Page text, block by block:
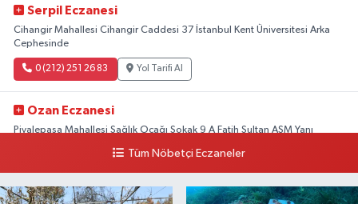
Serpil Eczanesi
Cihangir Mahallesi Cihangir Caddesi 37 İstanbul Kent Üniversitesi Arka
Cephesinde
0 (212) 251 26 83 Yol Tarifi Al
Ozan Eczanesi
Piyalepaşa Mahallesi Sağlık Ocağı Sokak 9 A Fatih Sultan ASM Yanı
Yol Tarifi Al
Tüm Nöbetçi Eczaneler